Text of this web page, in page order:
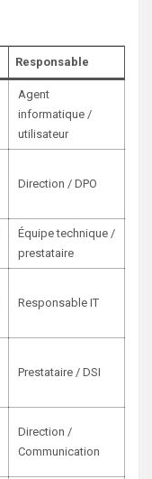
Responsable
Agent
informatique /
utilisateur
Direction / DPO
Équipe technique /
prestataire
Responsable IT
Prestataire / DSI
Direction /
Communication